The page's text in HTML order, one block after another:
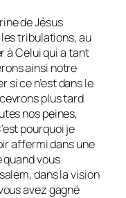
de Jésus
tribulations, au
à Celui qui a tant
ainsi notre
ce n’est dans le
plus tard
nos peines,
pourquoi je
affermi dans une
vous
dans la vision
avez gagné